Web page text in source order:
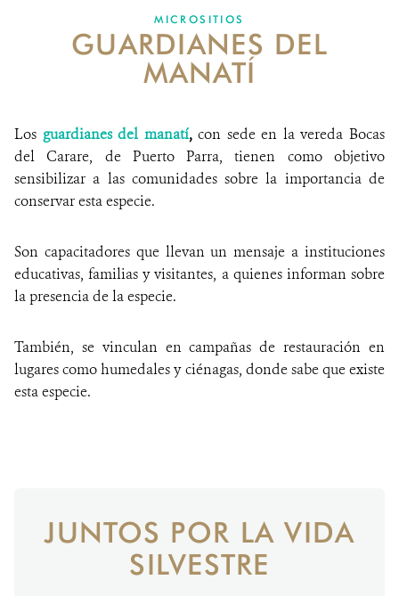
NOTICIAS
WCS VISUAL
ALIADOS Y ALIANZAS
COBERTURA EN MEDIOS DE COMUNICACIÓN
MECANISMO DE ATENCIÓN DE QUEJAS Y RECLAMOS
MICROSITIOS
GUARDIANES DEL
MANATÍ
Los guardianes del manatí,con sede en la vereda Bocas
del Carare, de Puerto Parra, tienen como objetivo
sensibilizar a las comunidades sobre la importancia de
conservar esta especie.
Son capacitadores que llevan un mensaje a instituciones
educativas, familias y visitantes, a quienes informan sobre
la presencia de la especie.
También, se vinculan en campañas de restauración en
lugares como humedales y ciénagas, donde sabe que existe
esta especie.
JUNTOS POR LA VIDA
SILVESTRE